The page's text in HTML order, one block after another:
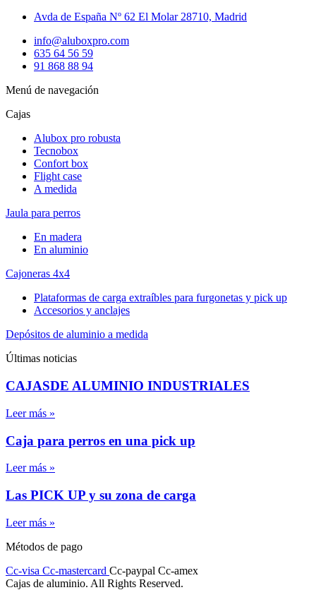
Avda de España Nº 62 El Molar 28710, Madrid
info@aluboxpro.com
635 64 56 59
91 868 88 94
Menú de navegación
Cajas
Alubox pro robusta
Tecnobox
Confort box
Flight case
A medida
Jaula para perros
En madera
En aluminio
Cajoneras 4x4
Plataformas de carga extraíbles para furgonetas y pick up
Accesorios y anclajes
Depósitos de aluminio a medida
Últimas noticias
CAJASDE ALUMINIO INDUSTRIALES
Leer más »
Caja para perros en una pick up
Leer más »
Las PICK UP y su zona de carga
Leer más »
Métodos de pago
Cc-visa Cc-mastercard Cc-paypal Cc-amex
Cajas de aluminio. All Rights Reserved.